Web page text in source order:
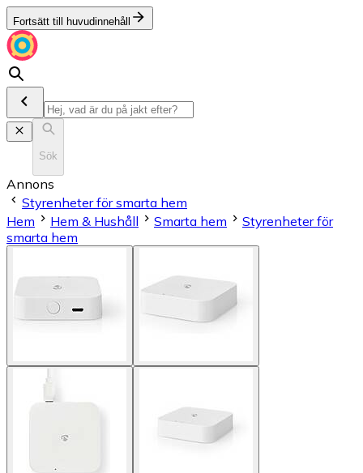
Fortsätt till huvudinnehåll
Sök
Annons
Styrenheter för smarta hem
Hem
Hem & Hushåll Smarta hem
Styrenheter för
smarta hem